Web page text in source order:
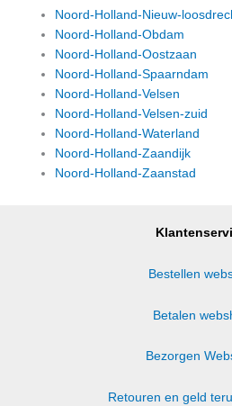
Noord-Holland-Nieuw-
Noord-Holland-Obdam
Noord-Holland-Oostzaan
Noord-Holland-Spaarndam
Noord-Holland-Velsen
Noord-Holland-Velsen-zuid
Noord-Holland-Waterland
Noord-Holland-Zaandijk
Noord-Holland-Zaanstad
Bestellen
Betalen
Bezorgen
Retouren en geld